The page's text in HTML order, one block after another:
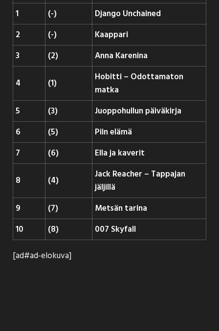
1 (-)
Django Unchained
2
(-)
Kaappari
3
(2) Anna Karenina
4 (1)
Hobitti – Odottamaton
matka
5
(3)
Juoppohullun päiväkirja
6
(5)
Piin elämä
7
(6) Ella ja kaverit
8 (4)
Jack Reacher – Tappajan
jäljillä
9
(7)
Metsän tarina
10
(8)
007 Skyfall
[ad#ad-elokuva]